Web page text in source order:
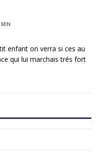
enfant on verra si ces au
qui lui marchais trés fort